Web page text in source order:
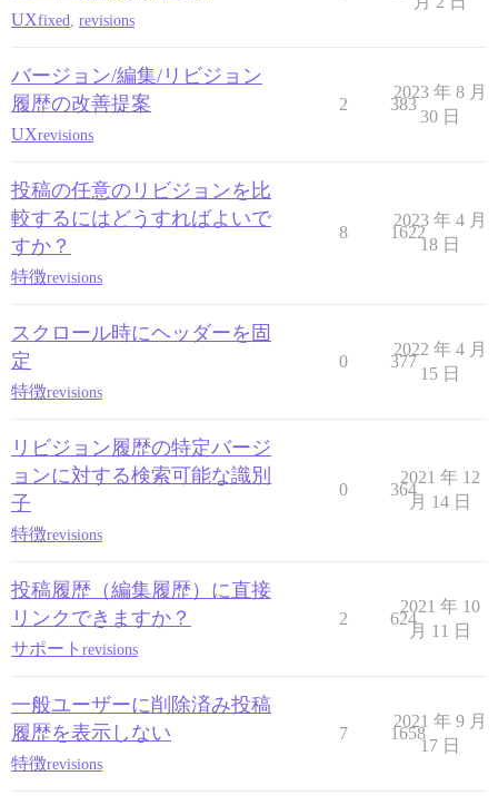
UXfixed revisions
バージョン/編集/リビジョン
履歴の改善提案
UXrevisions
2 383
2023 年 8 月
30 日
投稿の任意のリビジョンを比
較するにはどうすればよいで
すか？
特徴revisions
8 1622
2023 年 4 月
18 日
スクロール時にヘッダーを固
定
特徴revisions
0 377
2022 年 4 月
15 日
リビジョン履歴の特定バージ
ョンに対する検索可能な識別
子
特徴revisions
0 364
2021 年 12
月 14 日
投稿履歴（編集履歴）に直接
リンクできますか？
サポート revisions
2 624
2021 年 10
月 11 日
一般ユーザーに削除済み投稿
履歴を表示しない
特徴revisions
7 1658
2021 年 9 月
17 日